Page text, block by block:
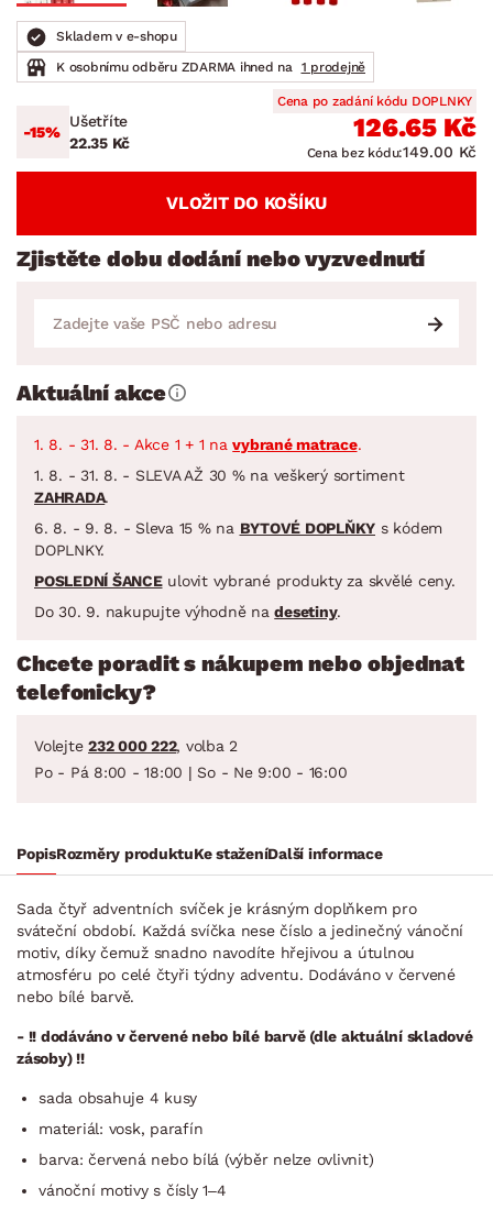
Skladem v e-shopu
K osobnímu odběru ZDARMA ihned na
1 prodejně
-15%
Ušetříte
22.35 Kč
Cena po zadání kódu DOPLNKY
126.65 Kč
Cena bez kódu:149.00 Kč
VLOŽIT DO KOŠÍKU
Zjistěte dobu dodání nebo vyzvednutí
Aktuální akce
1. 8. - 31. 8. - Akce 1 + 1 navybrané matrace.
1. 8. - 31. 8. - SLEVA AŽ 30 % na veškerý sortiment
ZAHRADA.
6. 8. - 9. 8. - Sleva 15 % na BYTOVÉ DOPLŇKY s kódem
DOPLNKY.
POSLEDNÍ ŠANCEulovit vybrané produkty za skvělé ceny.
Do 30. 9. nakupujte výhodně nadesetiny.
Chcete poradit s nákupem nebo objednat
telefonicky?
Volejte 232 000 222, volba 2
Po - Pá 8:00 - 18:00 | So - Ne 9:00 - 16:00
PopisRozměry produktuKe staženíDalší informace
Sada čtyř adventních svíček je krásným doplňkem pro
sváteční období. Každá svíčka nese číslo a jedinečný vánoční
motiv, díky čemuž snadno navodíte hřejivou a útulnou
atmosféru po celé čtyři týdny adventu. Dodáváno v červené
nebo bílé barvě.
- !! dodáváno v červené nebo bílé barvě (dle aktuální skladové
zásoby) !!
sada obsahuje 4 kusy
materiál: vosk, parafín
barva: červená nebo bílá (výběr nelze ovlivnit)
vánoční motivy s čísly 1–4